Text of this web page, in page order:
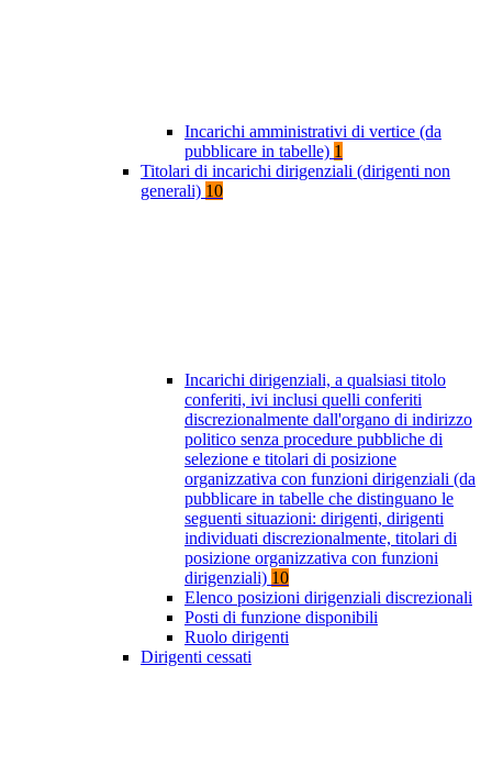
Incarichi amministrativi di vertice (da
pubblicare in tabelle) 1
Titolari di incarichi dirigenziali (dirigenti non
generali) 10
Incarichi dirigenziali, a qualsiasi titolo
conferiti, ivi inclusi quelli conferiti
discrezionalmente dall'organo di indirizzo
politico senza procedure pubbliche di
selezione e titolari di posizione
organizzativa con funzioni dirigenziali (da
pubblicare in tabelle che distinguano le
seguenti situazioni: dirigenti, dirigenti
individuati discrezionalmente, titolari di
posizione organizzativa con funzioni
dirigenziali) 10
Elenco posizioni dirigenziali discrezionali
Posti di funzione disponibili
Ruolo dirigenti
Dirigenti cessati